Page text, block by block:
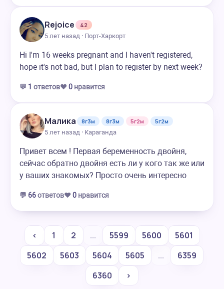
Rejoice
42
5 лет назад · Порт-Харкорт
Hi I'm 16 weeks pregnant and I haven't registered,
hope it's not bad, but I plan to register by next week?
💬 1 ответов❤️ 0 нравится
Малика 8г3м 8г3м 5г2м
5г2м
5 лет назад · Караганда
Привет всем ! Первая беременность двойня,
сейчас обратно двойня есть ли у кого так же или
у ваших знакомых? Просто очень интересно
💬 66ответов❤️ 0 нравится
‹ 1 2 ... 5599 5600
5601
5602
5603 5604 5605 ...
6359
6360
›